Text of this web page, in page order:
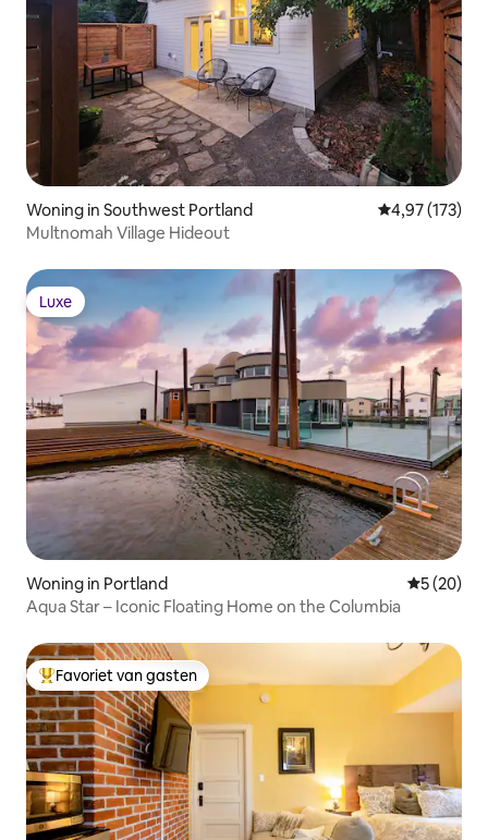
Woning in Southwest Portland Gemiddelde
4,97 (173)
Multnomah Village Hideout
Luxe
Luxe
Woning in Portland
5 (20)
Aqua Star – Iconic Floating Home on the Columbia
Topfavoriet van gasten
Favoriet van gasten